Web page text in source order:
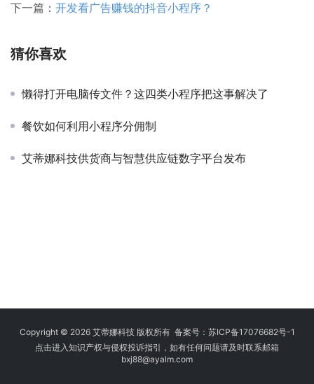
下一篇： 开发看广告赚钱的抖音小程序？
猜你喜欢
懒得打开电脑传文件？这四类小程序把这事解决了
餐饮如何利用小程序分佣制
艾蒂娜科技供货商与智慧供应链数字平台发布
Copyright © 2026 艾蒂娜科技 版权所有 备案号： 苏ICP备17076682号-1
点击进入知识产权与侵权投诉指引，如有任何问题请及时联系邮箱
bxj88@ayalm.com